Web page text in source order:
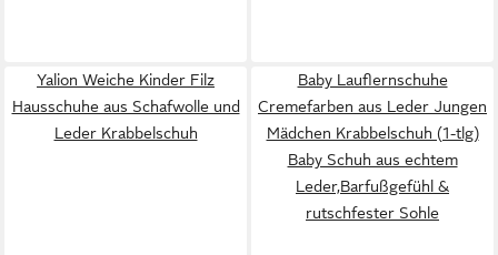
Yalion Weiche Kinder Filz
Hausschuhe aus Schafwolle und
Leder Krabbelschuh
Baby Lauflernschuhe
Cremefarben aus Leder Jungen
Mädchen Krabbelschuh (1-tlg)
Baby Schuh aus echtem
Leder,Barfußgefühl &
rutschfester Sohle